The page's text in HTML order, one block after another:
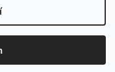
práva vyhrazena.